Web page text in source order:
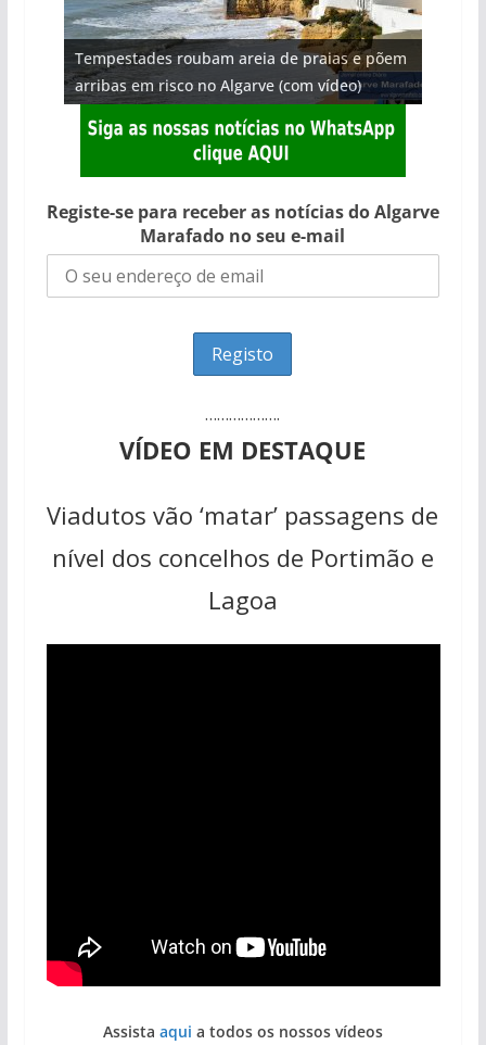
Tempestades roubam areia de praias e põem
arribas em risco no Algarve (com vídeo)
Foto do dia: uma cidade algarvia que cresceu
entre redes e fábricas
Milagre da água. Fontes emblemáticas do
Algarve voltam a ter vida (com vídeo)
Projeto milionário: investimento de 108
milhões de euros na construção de dois
hotéis (com vídeo)
Tapas do mar a 3 euros cada. Nova rota
gastronómica nasce no Algarve
Registe-se para receber as notícias do Algarve
Marafado no seu e-mail
……………….
VÍDEO EM DESTAQUE
Viadutos vão ‘matar’ passagens de
nível dos concelhos de Portimão e
Lagoa
Assista aqui a todos os nossos vídeos